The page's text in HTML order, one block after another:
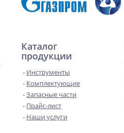
Каталог
продукции
Инструменты
Комплектующие
Запасные части
Прайс-лист
Наши услуги